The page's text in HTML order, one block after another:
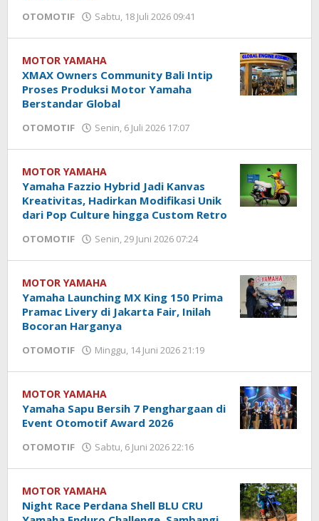
OTOMOTIF Sabtu, 18 Juli 2026 09:41
MOTOR YAMAHA
XMAX Owners Community Bali Intip
Proses Produksi Motor Yamaha
Berstandar Global
OTOMOTIF Senin, 6 Juli 2026 17:07
MOTOR YAMAHA
Yamaha Fazzio Hybrid Jadi Kanvas
Kreativitas, Hadirkan Modifikasi Unik
dari Pop Culture hingga Custom Retro
OTOMOTIF Senin, 29 Juni 2026 07:24
MOTOR YAMAHA
Yamaha Launching MX King 150 Prima
Pramac Livery di Jakarta Fair, Inilah
Bocoran Harganya
OTOMOTIF Minggu, 14 Juni 2026 21:19
MOTOR YAMAHA
Yamaha Sapu Bersih 7 Penghargaan di
Event Otomotif Award 2026
OTOMOTIF Sabtu, 6 Juni 2026 22:16
MOTOR YAMAHA
Night Race Perdana Shell BLU CRU